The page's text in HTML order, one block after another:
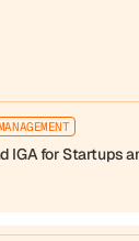
IGA for Startups